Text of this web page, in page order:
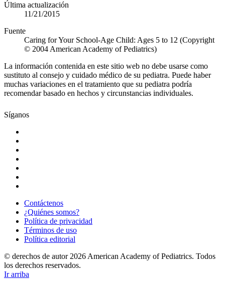
Última actualización
11/21/2015
Fuente
Caring for Your School-Age Child: Ages 5 to 12 (Copyright
© 2004 American Academy of Pediatrics)
La información contenida en este sitio web no debe usarse como
sustituto al consejo y cuidado médico de su pediatra. Puede haber
muchas variaciones en el tratamiento que su pediatra podría
recomendar basado en hechos y circunstancias individuales.
Síganos
Contáctenos
¿Quiénes somos?
Política de privacidad
Términos de uso
Política editorial
© derechos de autor 2026 American Academy of Pediatrics. Todos
los derechos reservados.
Ir arriba